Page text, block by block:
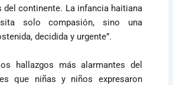
del continente. La infancia haitiana
solo compasión, sino una
decidida y urgente”.
hallazgos más alarmantes del
que niñas y niños expresaron